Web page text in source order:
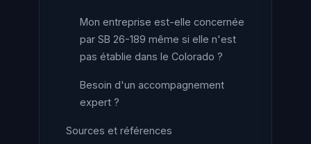
Mon entreprise est-elle concernée
par SB 26-189 même si elle n'est
pas établie dans le Colorado ?
Besoin d'un accompagnement
expert ?
Sources et références